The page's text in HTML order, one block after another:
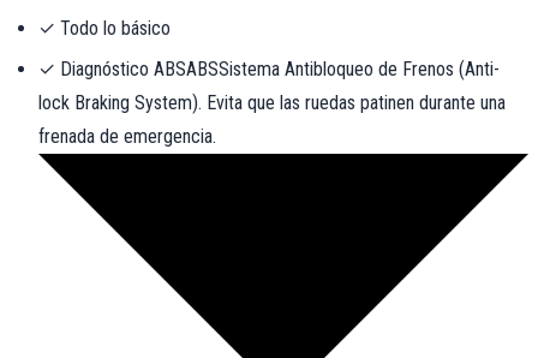
✓ Todo lo básico
✓ Diagnóstico ABSABSSistema Antibloqueo de Frenos (Anti-
lock Braking System). Evita que las ruedas patinen durante una
frenada de emergencia.